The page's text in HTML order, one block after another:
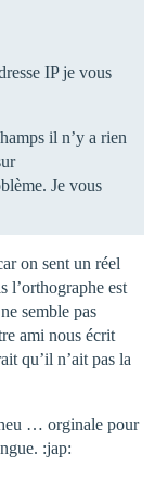
IP je vous
il n’y a rien
Je vous
on sent un réel
l’orthographe est
semble pas
ami nous écrit
qu’il n’ait pas la
… orginale pour
:jap: